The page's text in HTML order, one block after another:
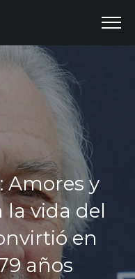
Amores y
la vida del
en
años